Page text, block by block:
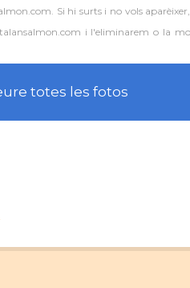
Si hi surts i no vols
i l'eliminarem o la
totes les fotos